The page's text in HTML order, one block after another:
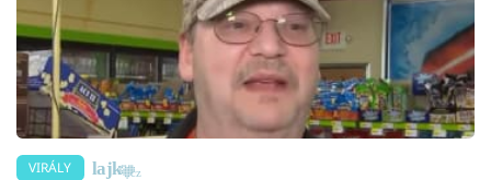
Sledujte nás
VIRÁLY